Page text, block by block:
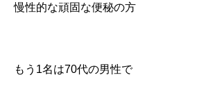
慢性的な頑固な便秘の方
もう1名は70代の男性で